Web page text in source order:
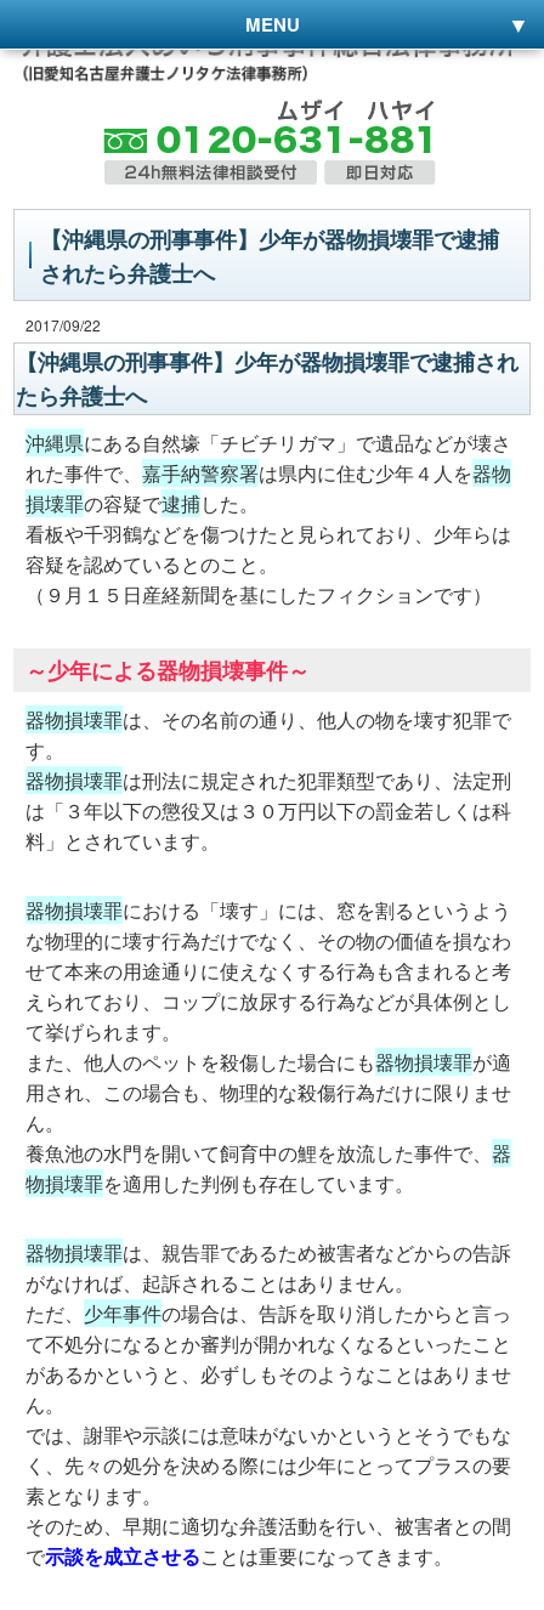
MENU
【沖縄県の刑事事件】少年が器物損壊罪で逮捕
されたら弁護士へ
2017/09/22
【沖縄県の刑事事件】少年が器物損壊罪で逮捕され
たら弁護士へ
沖縄県にある自然壕「チビチリガマ」で遺品などが壊さ
れた事件で、嘉手納警察署は県内に住む少年４人を器物
損壊罪の容疑で逮捕した。
看板や千羽鶴などを傷つけたと見られており、少年らは
容疑を認めているとのこと。
（９月１５日産経新聞を基にしたフィクションです）
～少年による器物損壊事件～
器物損壊罪は、その名前の通り、他人の物を壊す犯罪で
す。
器物損壊罪は刑法に規定された犯罪類型であり、法定刑
は「３年以下の懲役又は３０万円以下の罰金若しくは科
料」とされています。
器物損壊罪における「壊す」には、窓を割るというよう
な物理的に壊す行為だけでなく、その物の価値を損なわ
せて本来の用途通りに使えなくする行為も含まれると考
えられており、コップに放尿する行為などが具体例とし
て挙げられます。
また、他人のペットを殺傷した場合にも器物損壊罪が適
用され、この場合も、物理的な殺傷行為だけに限りませ
ん。
養魚池の水門を開いて飼育中の鯉を放流した事件で、器
物損壊罪を適用した判例も存在しています。
器物損壊罪は、親告罪であるため被害者などからの告訴
がなければ、起訴されることはありません。
ただ、 少年事件の場合は、告訴を取り消したからと言っ
て不処分になるとか審判が開かれなくなるといったこと
があるかというと、必ずしもそのようなことはありませ
ん。
では、謝罪や示談には意味がないかというとそうでもな
く、先々の処分を決める際には少年にとってプラスの要
素となります。
そのため、早期に適切な弁護活動を行い、被害者との間
で示談を成立させることは重要になってきます。